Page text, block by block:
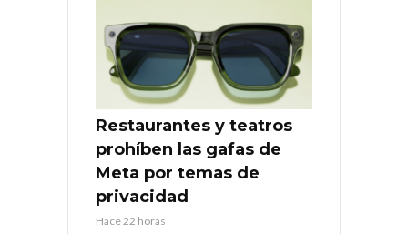
Restaurantes y teatros
prohíben las gafas de
Meta por temas de
privacidad
Hace 22 horas